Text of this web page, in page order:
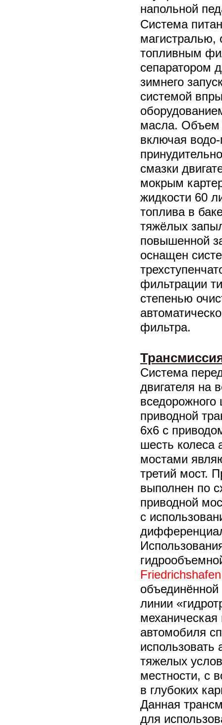
напольной
Система
магистралью,
топливным
сепаратором
зимнего
системой
масла. Объем
включая
смазки
мокрым
жидкости 60
топлива в
тяжёлых
повышенной
оснащен
фильтрации
степенью
фильтра.
Система
двигателя на
приводной
6х6 с
шесть колеса
мостами
третий мост.
выполнен по
приводной
с
линии
механическая
автомобиля
использовать
тяжелых
местности, с
в глубоких
Данная
для